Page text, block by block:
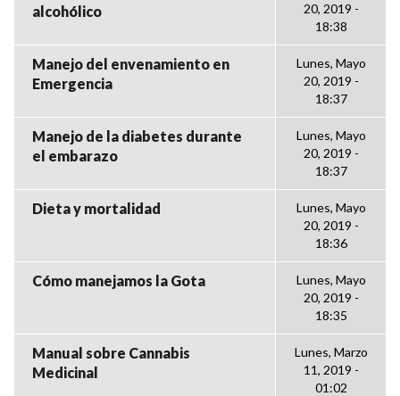
alcohólico
20, 2019 -
18:38
Manejo del envenamiento en
Emergencia
Lunes, Mayo
20, 2019 -
18:37
Manejo de la diabetes durante
el embarazo
Lunes, Mayo
20, 2019 -
18:37
Dieta y mortalidad
Lunes, Mayo
20, 2019 -
18:36
Cómo manejamos la Gota
Lunes, Mayo
20, 2019 -
18:35
Manual sobre Cannabis
Medicinal
Lunes, Marzo
11, 2019 -
01:02